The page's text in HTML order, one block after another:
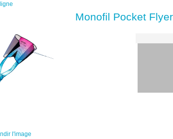
Monofil Pocket
l'image